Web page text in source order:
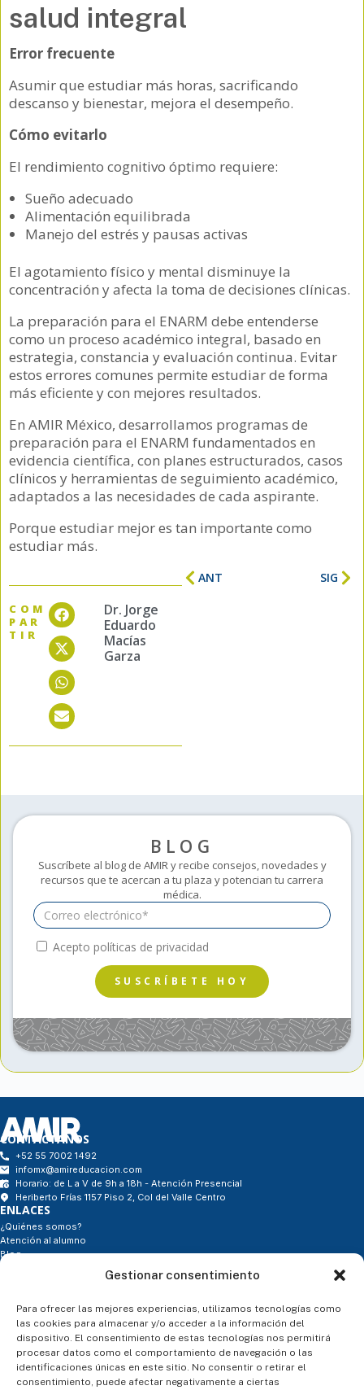
Gestionar consentimiento
Para ofrecer las mejores experiencias, utilizamos tecnologías como
las cookies para almacenar y/o acceder a la información del
dispositivo. El consentimiento de estas tecnologías nos permitirá
procesar datos como el comportamiento de navegación o las
identificaciones únicas en este sitio. No consentir o retirar el
consentimiento, puede afectar negativamente a ciertas
salud integral
Error frecuente
Asumir que estudiar más horas, sacrificando
descanso y bienestar, mejora el desempeño.
Cómo evitarlo
El rendimiento cognitivo óptimo requiere:
Sueño adecuado
Alimentación equilibrada
Manejo del estrés y pausas activas
El agotamiento físico y mental disminuye la
concentración y afecta la toma de decisiones clínicas.
La preparación para el ENARM debe entenderse
como un proceso académico integral, basado en
estrategia, constancia y evaluación continua. Evitar
estos errores comunes permite estudiar de forma
más eficiente y con mejores resultados.
En AMIR México, desarrollamos programas de
preparación para el ENARM fundamentados en
evidencia científica, con planes estructurados, casos
clínicos y herramientas de seguimiento académico,
adaptados a las necesidades de cada aspirante.
Porque estudiar mejor es tan importante como
estudiar más.
COM
PAR
TIR
Dr. Jorge
Eduardo
Macías
Garza
ANT SIG
BLOG
Suscríbete al blog de AMIR y recibe consejos, novedades y
recursos que te acercan a tu plaza y potencian tu carrera
médica.
Acepto políticas de privacidad
SUSCRÍBETE HOY
CONTÁCTANOS
+52 55 7002 1492
infomx@amireducacion.com
Horario: de L a V de 9h a 18h - Atención Presencial
Heriberto Frías 1157 Piso 2, Col del Valle Centro
ENLACES
¿Quiénes somos?
Atención al alumno
Blog
ASESORÍA PERSONALIZADA